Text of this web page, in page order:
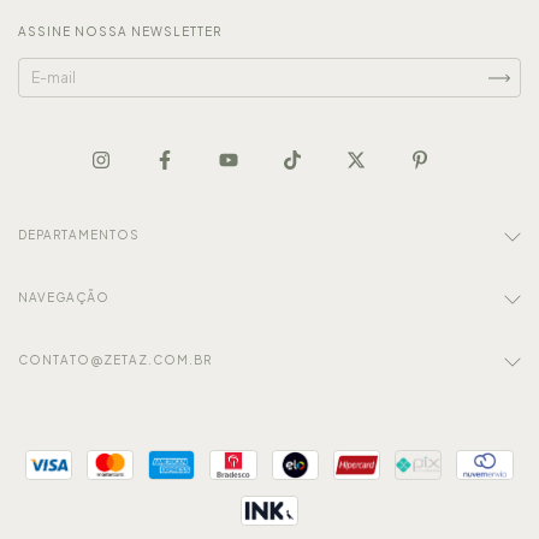
ASSINE NOSSA NEWSLETTER
DEPARTAMENTOS
NAVEGAÇÃO
CONTATO@ZETAZ.COM.BR